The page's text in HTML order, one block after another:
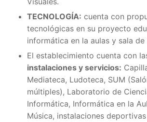
TECNOLOGÍA: cuenta con
tecnológicas en su proyecto
informática en la aulas y sala
El establecimiento cuenta con
instalaciones y servicios:
Mediateca, Ludoteca, SUM
múltiples), Laboratorio de
Informática, Informática en la
Música, instalaciones